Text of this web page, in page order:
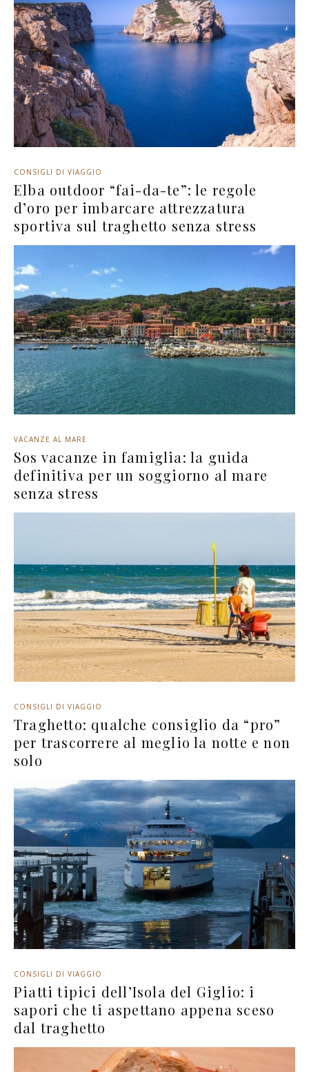
CONSIGLI DI VIAGGIO
Elba outdoor “fai-da-te”: le regole
d’oro per imbarcare attrezzatura
sportiva sul traghetto senza stress
VACANZE AL MARE
Sos vacanze in famiglia: la guida
definitiva per un soggiorno al mare
senza stress
CONSIGLI DI VIAGGIO
Traghetto: qualche consiglio da “pro”
per trascorrere al meglio la notte e non
solo
CONSIGLI DI VIAGGIO
Piatti tipici dell’Isola del Giglio: i
sapori che ti aspettano appena sceso
dal traghetto